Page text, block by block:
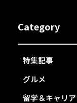
Category
特集記事
グルメ
留学＆キャリア